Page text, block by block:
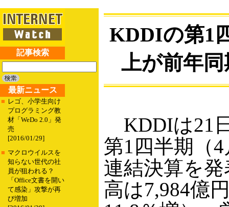
記事検索
最新ニュース
■ レゴ、小学生向け
プログラミング教
材「WeDo 2.0」発
売
[2016/01/29]
■ マクロウイルスを
知らない世代の社
員が狙われる？
「Office文書を開い
て感染」攻撃が再
び増加
KDDIの第1
上が前年
KDDIは21
第1四半期（
連結決算を
高は7,984億